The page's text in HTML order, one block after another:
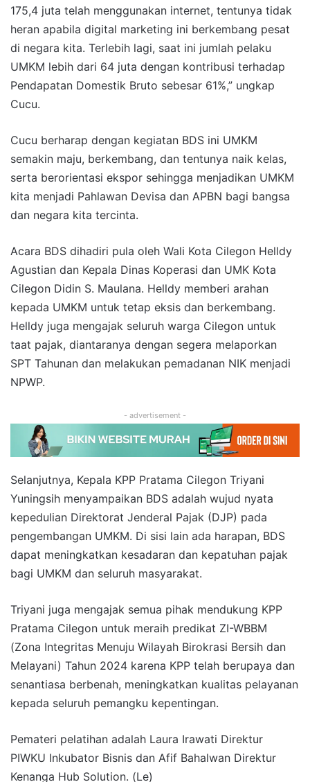
175,4 juta telah menggunakan internet, tentunya tidak
heran apabila digital marketing ini berkembang pesat
di negara kita. Terlebih lagi, saat ini jumlah pelaku
UMKM lebih dari 64 juta dengan kontribusi terhadap
Pendapatan Domestik Bruto sebesar 61%,” ungkap
Cucu.
Cucu berharap dengan kegiatan BDS ini UMKM
semakin maju, berkembang, dan tentunya naik kelas,
serta berorientasi ekspor sehingga menjadikan UMKM
kita menjadi Pahlawan Devisa dan APBN bagi bangsa
dan negara kita tercinta.
Acara BDS dihadiri pula oleh Wali Kota Cilegon Helldy
Agustian dan Kepala Dinas Koperasi dan UMK Kota
Cilegon Didin S. Maulana. Helldy memberi arahan
kepada UMKM untuk tetap eksis dan berkembang.
Helldy juga mengajak seluruh warga Cilegon untuk
taat pajak, diantaranya dengan segera melaporkan
SPT Tahunan dan melakukan pemadanan NIK menjadi
NPWP.
- advertisement -
Selanjutnya, Kepala KPP Pratama Cilegon Triyani
Yuningsih menyampaikan BDS adalah wujud nyata
kepedulian Direktorat Jenderal Pajak (DJP) pada
pengembangan UMKM. Di sisi lain ada harapan, BDS
dapat meningkatkan kesadaran dan kepatuhan pajak
bagi UMKM dan seluruh masyarakat.
Triyani juga mengajak semua pihak mendukung KPP
Pratama Cilegon untuk meraih predikat ZI-WBBM
(Zona Integritas Menuju Wilayah Birokrasi Bersih dan
Melayani) Tahun 2024 karena KPP telah berupaya dan
senantiasa berbenah, meningkatkan kualitas pelayanan
kepada seluruh pemangku kepentingan.
Pemateri pelatihan adalah Laura Irawati Direktur
PIWKU Inkubator Bisnis dan Afif Bahalwan Direktur
Kenanga Hub Solution. (Le)